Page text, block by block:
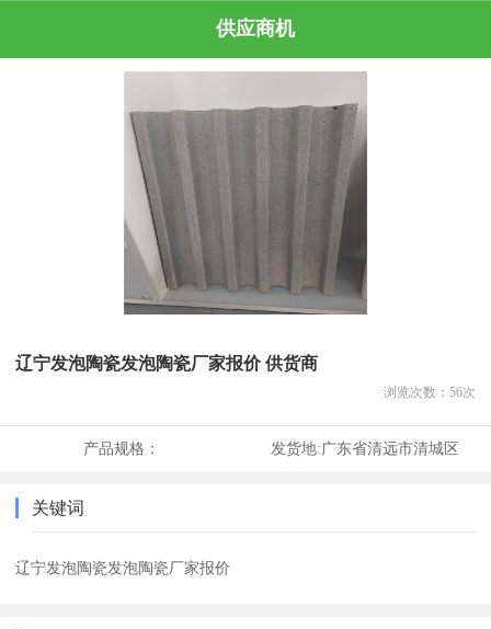
供应商机
辽宁发泡陶瓷发泡陶瓷厂家报价 供货商
浏览次数： 56次
产品规格： 发货地:广东省清远市清城区
关键词
辽宁发泡陶瓷发泡陶瓷厂家报价